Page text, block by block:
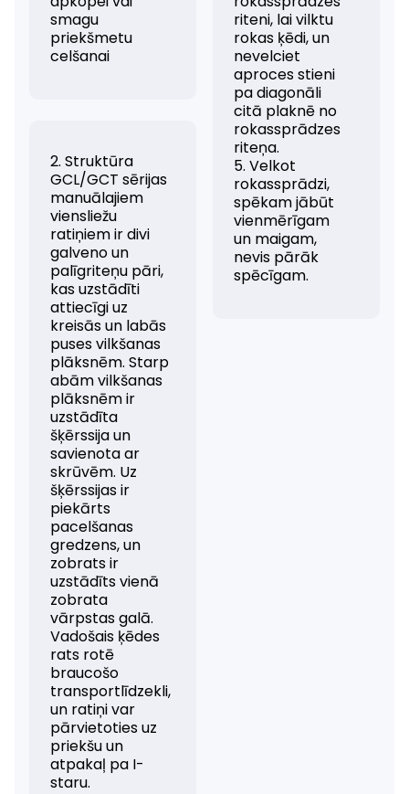
smagu
priekšmetu
celšanai
2. Struktūra
GCL/GCT sērijas
manuālajiem
viensliežu
ratiņiem ir divi
galveno un
palīgriteņu pāri,
kas uzstādīti
attiecīgi uz
kreisās un labās
puses vilkšanas
plāksnēm. Starp
abām vilkšanas
plāksnēm ir
uzstādīta
šķērssija un
savienota ar
skrūvēm. Uz
šķērssijas ir
piekārts
pacelšanas
gredzens, un
zobrats ir
uzstādīts vienā
zobrata
vārpstas galā.
Vadošais ķēdes
rats rotē
braucošo
transportlīdzekli,
un ratiņi var
pārvietoties uz
priekšu un
atpakaļ pa I-
staru.
riteni, lai vilktu
rokas ķēdi, un
nevelciet
aproces stieni
pa diagonāli
citā plaknē no
rokassprādzes
riteņa.
5. Velkot
rokassprādzi,
spēkam jābūt
vienmērīgam
un maigam,
nevis pārāk
spēcīgam.